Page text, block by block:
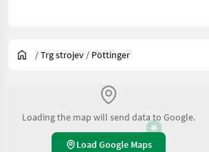
/Trg strojev / Pöttinger
Loading the map will send data to Google.
Load Google Maps